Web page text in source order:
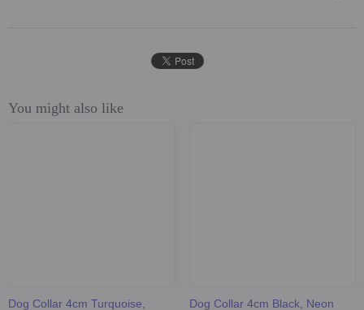
You might also like
Dog Collar 4cm Turquoise,
Dog Collar 4cm Black, Neon